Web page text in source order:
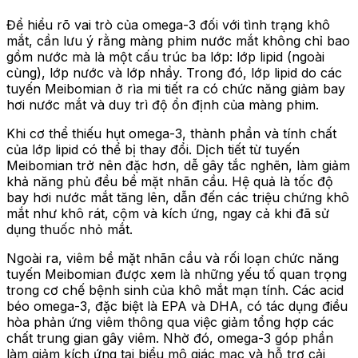
Để hiểu rõ vai trò của omega-3 đối với tình trạng khô
mắt, cần lưu ý rằng màng phim nước mắt không chỉ bao
gồm nước mà là một cấu trúc ba lớp: lớp lipid (ngoài
cùng), lớp nước và lớp nhầy. Trong đó, lớp lipid do các
tuyến Meibomian ở rìa mi tiết ra có chức năng giảm bay
hơi nước mắt và duy trì độ ổn định của màng phim.
Khi cơ thể thiếu hụt omega-3, thành phần và tính chất
của lớp lipid có thể bị thay đổi. Dịch tiết từ tuyến
Meibomian trở nên đặc hơn, dễ gây tắc nghẽn, làm giảm
khả năng phủ đều bề mặt nhãn cầu. Hệ quả là tốc độ
bay hơi nước mắt tăng lên, dẫn đến các triệu chứng khô
mắt như khô rát, cộm và kích ứng, ngay cả khi đã sử
dụng thuốc nhỏ mắt.
Ngoài ra, viêm bề mặt nhãn cầu và rối loạn chức năng
tuyến Meibomian được xem là những yếu tố quan trọng
trong cơ chế bệnh sinh của khô mắt mạn tính. Các acid
béo omega-3, đặc biệt là EPA và DHA, có tác dụng điều
hòa phản ứng viêm thông qua việc giảm tổng hợp các
chất trung gian gây viêm. Nhờ đó, omega-3 góp phần
làm giảm kích ứng tại biểu mô giác mạc và hỗ trợ cải